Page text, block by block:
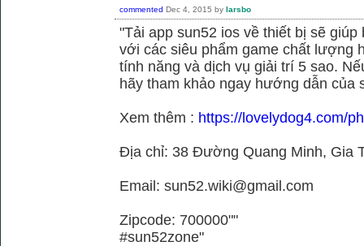
commented Dec 4, 2015 by larsbo
"Tải app sun52 ios về thiết bị sẽ
với các siêu phẩm game chất lượng
tính năng và dịch vụ giải trí 5 sao.
hãy tham khảo ngay hướng dẫn của
Xem thêm : https://lovelydog4.com/
Địa chỉ: 38 Đường Quang Minh, Gia
Email: sun52.wiki@gmail.com
Zipcode: 700000""
#sun52zone"